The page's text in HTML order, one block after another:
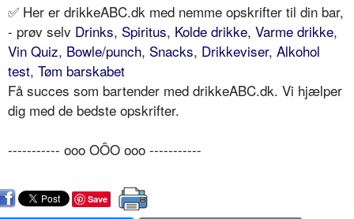
✅ Her er drikkeABC.dk med nemme opskrifter til din bar,
- prøv selv Drinks, Spiritus, Kolde drikke, Varme drikke,
Vin Quiz, Bowle/punch, Snacks, Drikkeviser, Alkohol
test, Tøm barskabet
Få succes som bartender med drikkeABC.dk. Vi hjælper
dig med de bedste opskrifter.
----------- ooo OÔO ooo -----------
Save